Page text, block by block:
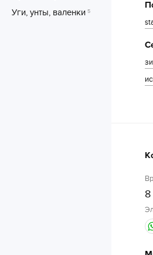
Уги, унты, валенки 5
8